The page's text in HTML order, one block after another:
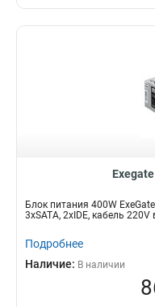
Блок питания 400W
3xSATA, 2xIDE, кабель 220V
Подробнее
Наличие: В наличии